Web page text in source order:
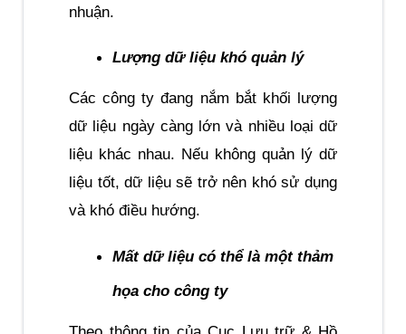
nhuận.
Lượng dữ liệu khó quản lý
Các công ty đang nắm bắt khối lượng
dữ liệu ngày càng lớn và nhiều loại dữ
liệu khác nhau. Nếu không quản lý dữ
liệu tốt, dữ liệu sẽ trở nên khó sử dụng
và khó điều hướng.
Mất dữ liệu có thể là một thảm
họa cho công ty